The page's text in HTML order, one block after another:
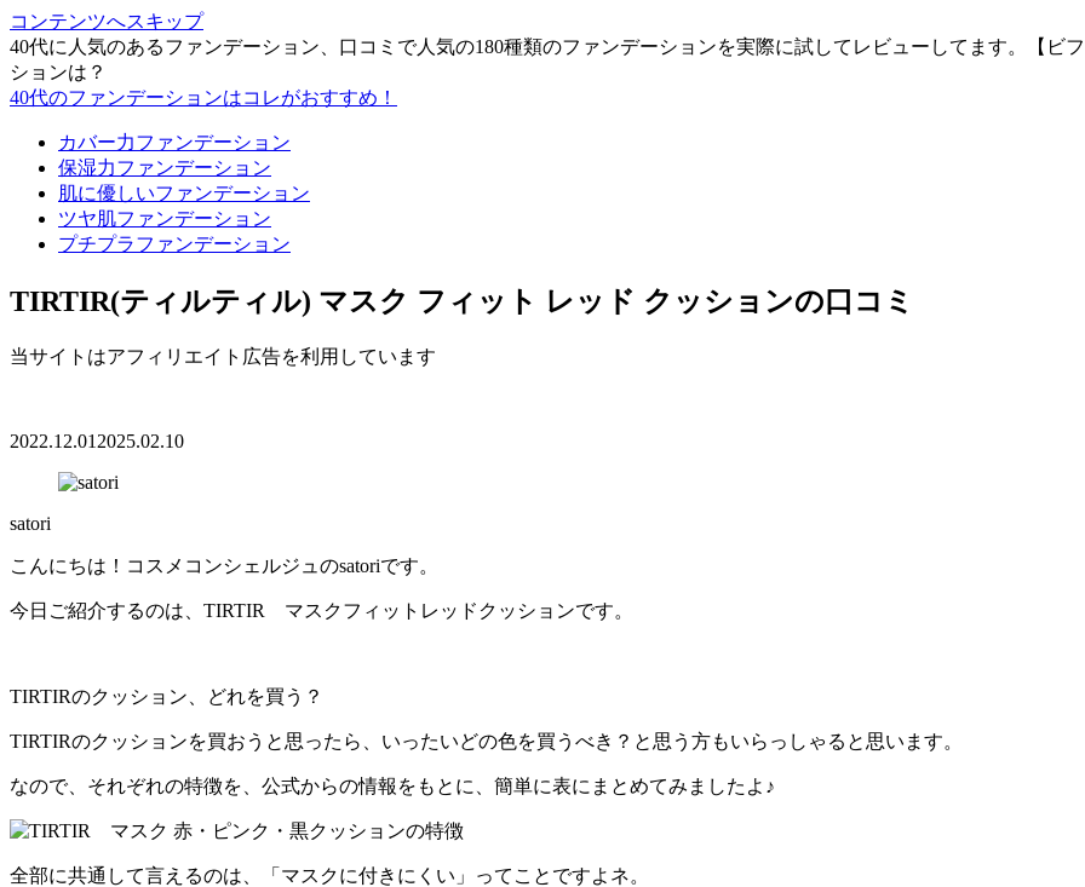
コンテンツへスキップ
40代に人気のあるファンデーション、口コミで人気の180種類のファンデーションを実際に試してレビューしてます。【ビ
ションは？
40代のファンデーションはコレがおすすめ！
カバー力ファンデーション
保湿力ファンデーション
肌に優しいファンデーション
ツヤ肌ファンデーション
プチプラファンデーション
TIRTIR(ティルティル) マスク フィット レッド クッションの口コミ
当サイトはアフィリエイト広告を利用しています
2022.12.01 2025.02.10
satori
こんにちは！コスメコンシェルジュのsatoriです。
今日ご紹介するのは、 TIRTIR マスクフィットレッドクッションです。
TIRTIRのクッション、どれを買う？
TIRTIRのクッションを買おうと思ったら、いったいどの色を買うべき？と思う方もいらっしゃると思います。
なので、それぞれの特徴を、公式からの情報をもとに、簡単に表にまとめてみましたよ♪
全部に共通して言えるのは、「マスクに付きにくい」ってことですよネ。